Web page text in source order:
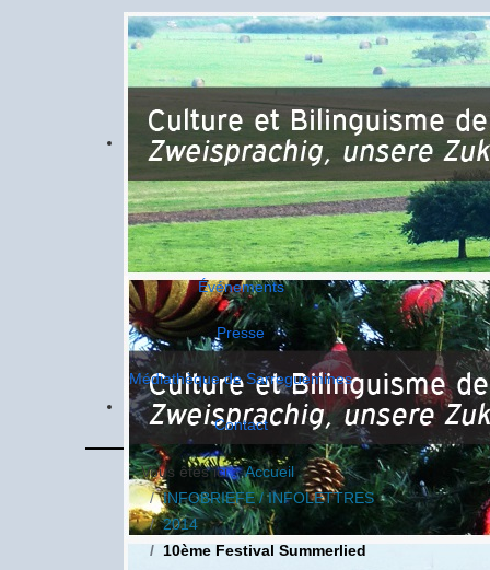
Événements
Presse
Médiathèque de Sarreguemines
Contact
Vous êtes ici :Accueil
INFOBRIEFE / INFOLETTRES
2014
10ème Festival Summerlied